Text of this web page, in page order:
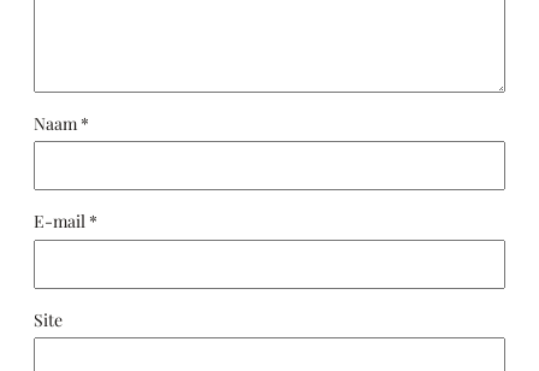
Naam *
E-mail *
Site